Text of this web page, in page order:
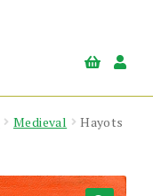
Medieval
Hayots